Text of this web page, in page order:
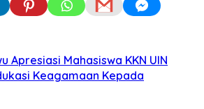
Apresiasi Mahasiswa KKN UIN
Keagamaan Kepada